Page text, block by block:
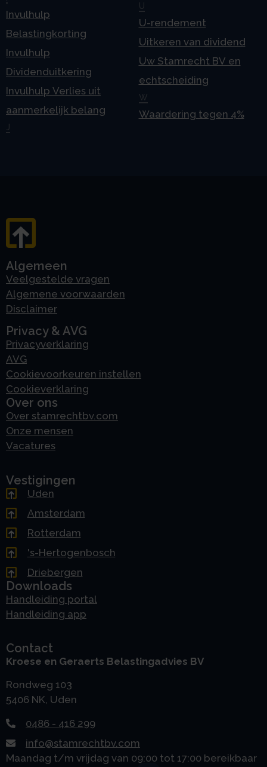
Invulhulp
Belastingkorting
Invulhulp
Dividenduitkering
Invulhulp Verlies uit
aanmerkelijk belang
U
U-rendement
Uitkeren van dividend
Uw Stamrecht BV en
echtscheiding
W
Waardering tegen 4%
Algemeen
Veelgestelde vragen
Algemene voorwaarden
Disclaimer
Privacy & AVG
Privacyverklaring
AVG
Cookievoorkeuren instellen
Cookieverklaring
Over ons
Over stamrechtbv.com
Onze mensen
Vacatures
Vestigingen
Uden
Amsterdam
Rotterdam
's-Hertogenbosch
Driebergen
Downloads
Handleiding portal
Handleiding app
Contact
Kroese en Geraerts Belastingadvies BV
Rondweg 103
5406 NK, Uden
0486 - 416 299
info@stamrechtbv.com
Maandag t/m vrijdag van 09:00 tot 17:00 bereikbaar